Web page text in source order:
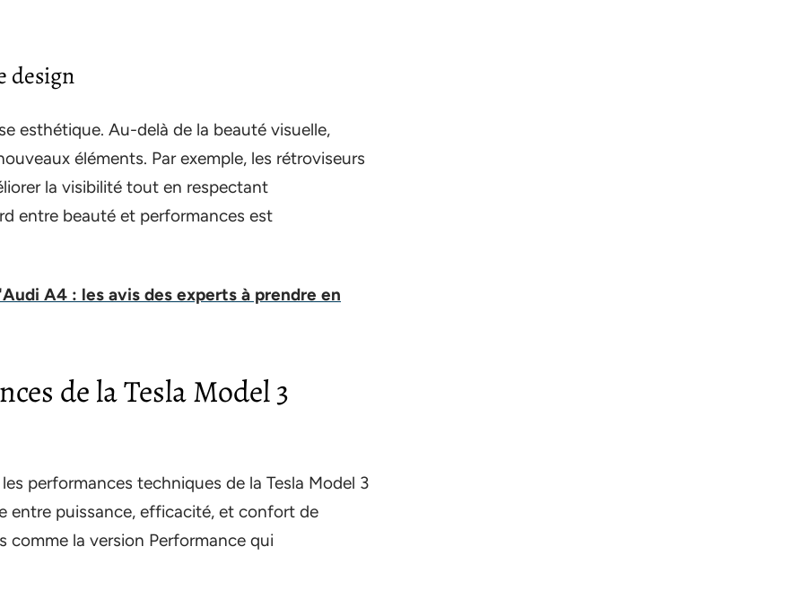
design
esthétique. Au-delà de la beauté visuelle,
éléments. Par exemple, les rétroviseurs
la visibilité tout en respectant
entre beauté et performances est
A4 : les avis des experts à prendre en
de la Tesla Model 3
performances techniques de la Tesla Model 3
entre puissance, efficacité, et confort de
la version Performance qui